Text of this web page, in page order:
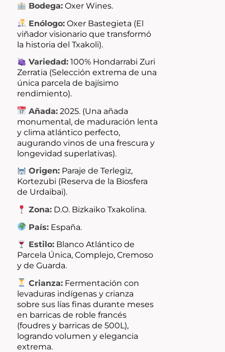
Bodega:Oxer Wines.
Enólogo:Oxer Bastegieta (El
viñador visionario que transformó
la historia del Txakoli).
Variedad:100% Hondarrabi Zuri
Zerratia (Selección extrema de una
única parcela de bajísimo
rendimiento).
Añada:2025. (Una añada
monumental, de maduración lenta
y clima atlántico perfecto,
augurando vinos de una frescura y
longevidad superlativas).
Origen:Paraje de Terlegiz,
Kortezubi (Reserva de la Biosfera
de Urdaibai).
Zona:D.O. Bizkaiko Txakolina.
País:España.
Estilo:Blanco Atlántico de
Parcela Única, Complejo, Cremoso
y de Guarda.
Crianza:Fermentación con
levaduras indígenas y crianza
sobre sus lías finas durante meses
en barricas de roble francés
(foudres y barricas de 500L),
logrando volumen y elegancia
extrema.